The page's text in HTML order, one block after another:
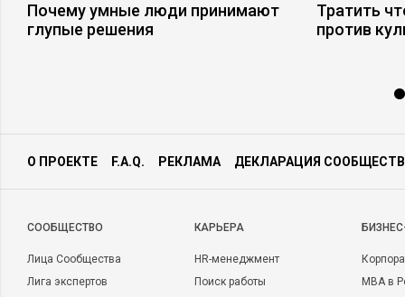
Почему умные люди принимают
глупые решения
Тратить
против
О ПРОЕКТЕ F.A.Q. РЕКЛАМА ДЕКЛАРАЦИЯ
CООБЩЕСТВО
Лица Сообщества
Лига экспертов
КАРЬЕРА
HR-менеджмент
Поиск работы
MBA в